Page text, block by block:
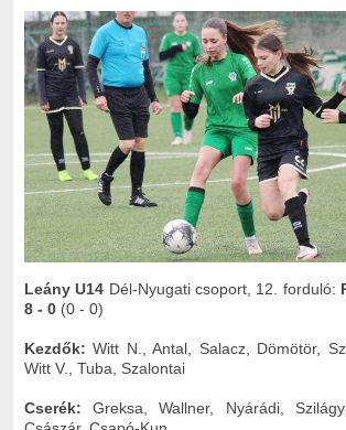
Leány U14 Dél-Nyugati csoport, 12. forduló:
8 - 0 (0 - 0)
Kezdők: Witt N., Antal, Salacz, Dömötör,
Witt V., Tuba, Szalontai
Cserék:Greksa, Wallner, Nyárádi,